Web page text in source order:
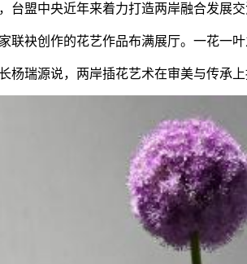
盟中央近年来着力打造两岸融合发展交
袂创作的花艺作品布满展厅。一花一叶
瑞源说，两岸插花艺术在审美与传承上